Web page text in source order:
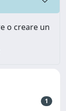
o creare un
1